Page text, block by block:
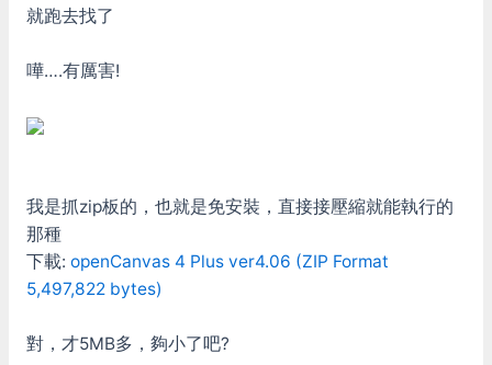
就跑去找了
嘩….有厲害!
我是抓zip板的，也就是免安裝，直接接壓縮就能執行的
那種
下載: openCanvas 4 Plus ver4.06 (ZIP Format
5,497,822 bytes)
對，才5MB多，夠小了吧?